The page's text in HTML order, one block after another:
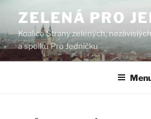
obsahu
webu
ZELENÁ PRO
Koalice Strany zelených,
a spolku Pro Jedničku